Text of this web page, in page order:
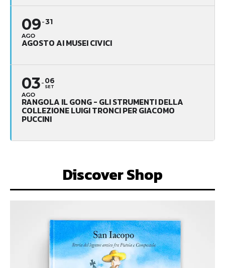
09
AGO
31
AGOSTO AI MUSEI CIVICI
03
AGO
06
SET
RANGOLA IL GONG - GLI STRUMENTI DELLA
COLLEZIONE LUIGI TRONCI PER GIACOMO
PUCCINI
Discover Shop